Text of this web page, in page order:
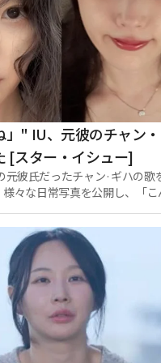
」" IU、元彼のチャン
[スター・イシュー]
元彼氏だったチャン·ギハの歌
々な日常写真を公開し、「
症状が悪化し、公式的なスケ
撮りで近況を直接知らせた。
としてチャン·ギハと顔の「
点だった。 これに対しファンた
けど?」などの反応を示した。
熱愛を公式に認め、以後2017
。 その後、IUは2022年に俳優
せた後、今年の決別を認めた
下の俳優ユン·ガイとの熱愛を